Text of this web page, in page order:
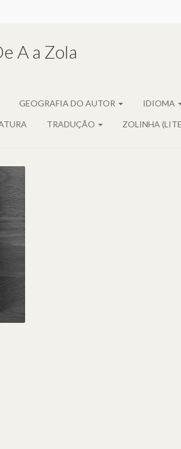
A a Zola
GEOGRAFIA DO AUTOR IDIOMA
TRADUÇÃO ZOLINHA